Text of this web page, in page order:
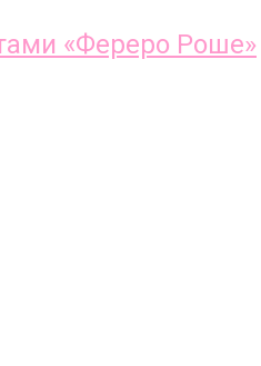
«Фереро Роше»